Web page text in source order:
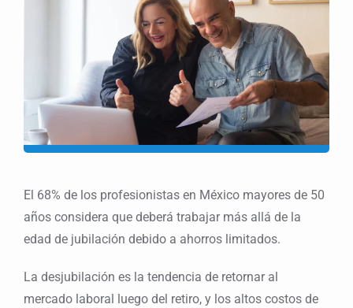
El 68% de los profesionistas en México mayores de 50
años considera que deberá trabajar más allá de la
edad de jubilación debido a ahorros limitados.
La desjubilación es la tendencia de retornar al
mercado laboral luego del retiro, y los altos costos de